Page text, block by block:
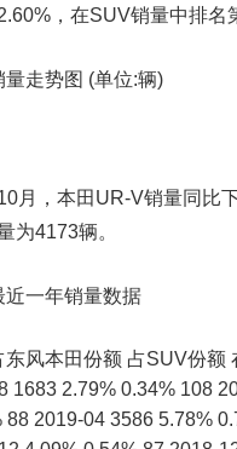
，在SUV销量中排名
走势图 (单位:辆)
，本田UR-V销量同比下
为4173辆。
一年销量数据
东风本田份额 占SUV份
1683 2.79% 0.34% 108
88 2019-04 3586 5.78%